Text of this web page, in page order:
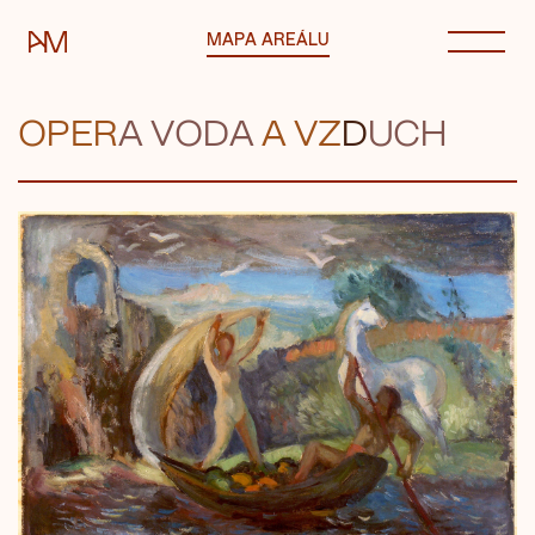
Automatické mlýny MAPA AREÁLU
OPERAVODA A VZDUCH